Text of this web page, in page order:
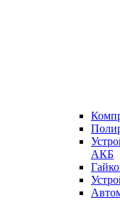
АКБ